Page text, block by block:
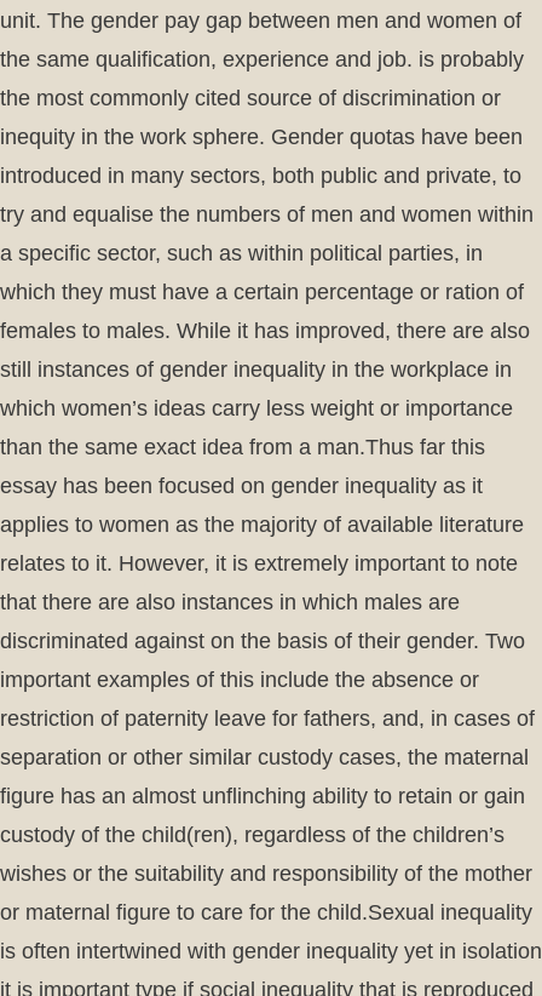
unit. The gender pay gap between men and women of
the same qualification, experience and job. is probably
the most commonly cited source of discrimination or
inequity in the work sphere. Gender quotas have been
introduced in many sectors, both public and private, to
try and equalise the numbers of men and women within
a specific sector, such as within political parties, in
which they must have a certain percentage or ration of
females to males. While it has improved, there are also
still instances of gender inequality in the workplace in
which women’s ideas carry less weight or importance
than the same exact idea from a man.Thus far this
essay has been focused on gender inequality as it
applies to women as the majority of available literature
relates to it. However, it is extremely important to note
that there are also instances in which males are
discriminated against on the basis of their gender. Two
important examples of this include the absence or
restriction of paternity leave for fathers, and, in cases of
separation or other similar custody cases, the maternal
figure has an almost unflinching ability to retain or gain
custody of the child(ren), regardless of the children’s
wishes or the suitability and responsibility of the mother
or maternal figure to care for the child.Sexual inequality
is often intertwined with gender inequality yet in isolation
it is important type if social inequality that is reproduced